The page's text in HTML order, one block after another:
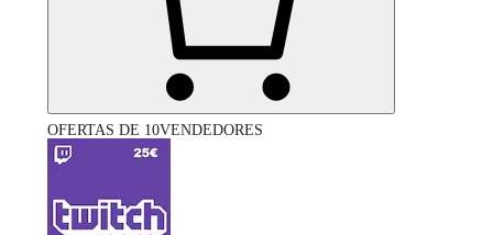
OFERTAS DE 10VENDEDORES